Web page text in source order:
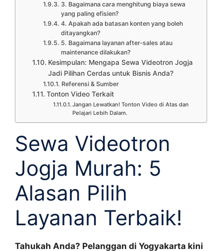
3. Bagaimana cara menghitung biaya sewa
yang paling efisien?
4. Apakah ada batasan konten yang boleh
ditayangkan?
5. Bagaimana layanan after‑sales atau
maintenance dilakukan?
Kesimpulan: Mengapa Sewa Videotron Jogja
Jadi Pilihan Cerdas untuk Bisnis Anda?
Referensi & Sumber
Tonton Video Terkait
Jangan Lewatkan! Tonton Video di Atas dan
Pelajari Lebih Dalam.
Sewa Videotron
Jogja Murah: 5
Alasan Pilih
Layanan Terbaik!
Tahukah Anda? Pelanggan di Yogyakarta kini